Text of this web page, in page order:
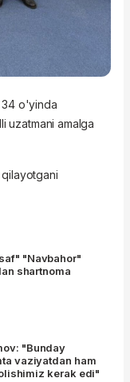
34 o'yinda
uzatmani amalga
"Navbahor"
shartnoma
"Bunday
vaziyatdan ham
kerak edi"